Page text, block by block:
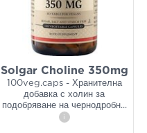
Solgar Choline 350mg
100veg.caps - Хранителна
добавка с холин за
подобряване на чернодробн...
i